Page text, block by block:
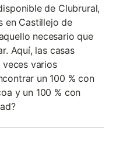
de Clubrural,
en Castillejo de
necesario que
Aquí, las casas
veces varios
un 100 % con
y un 100 % con